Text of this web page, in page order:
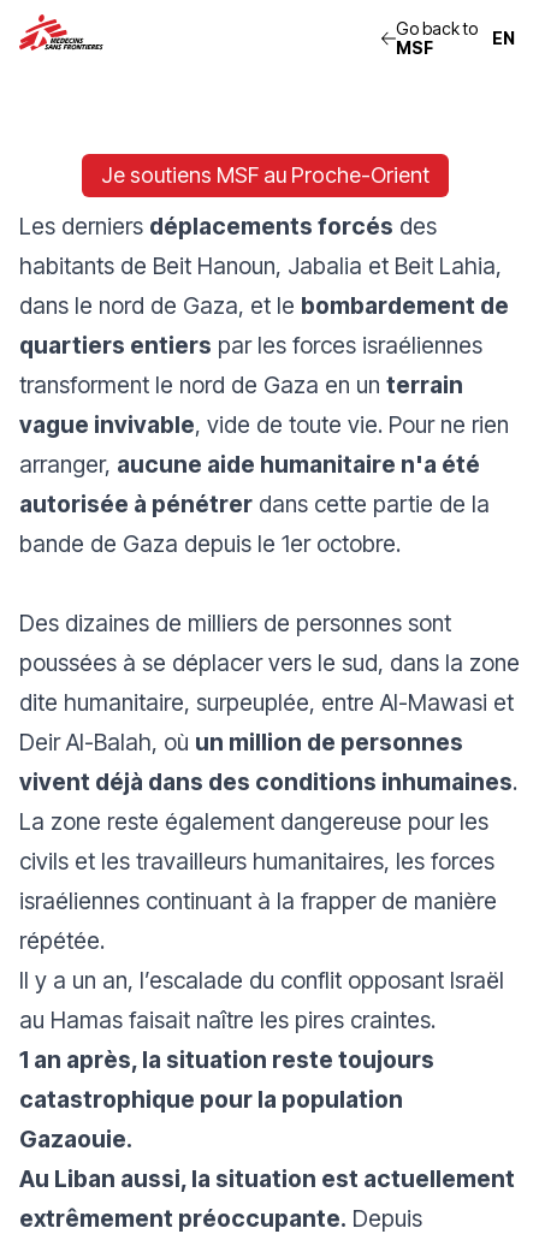
Go back to
MSF
Je soutiens MSF au Proche-Orient
Les derniers déplacements forcés des
habitants de Beit Hanoun, Jabalia et Beit Lahia,
dans le nord de Gaza, et le bombardement de
quartiers entiers par les forces israéliennes
transforment le nord de Gaza en un terrain
vague invivable, vide de toute vie. Pour ne rien
arranger, aucune aide humanitaire n'a été
autorisée à pénétrer dans cette partie de la
bande de Gaza depuis le 1er octobre.
Des dizaines de milliers de personnes sont
poussées à se déplacer vers le sud, dans la zone
dite humanitaire, surpeuplée, entre Al-Mawasi et
Deir Al-Balah, où un million de personnes
vivent déjà dans des conditions inhumaines.
La zone reste également dangereuse pour les
civils et les travailleurs humanitaires, les forces
israéliennes continuant à la frapper de manière
répétée.
Il y a un an, l’escalade du conflit opposant Israël
au Hamas faisait naître les pires craintes.
1 an après, la situation reste toujours
catastrophique pour la population
Gazaouie.
Au Liban aussi, la situation est actuellement
extrêmement préoccupante. Depuis